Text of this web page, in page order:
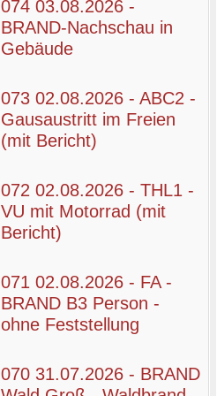
074 03.08.2026 -
BRAND-Nachschau in
Gebäude
073 02.08.2026 - ABC2 -
Gausaustritt im Freien
(mit Bericht)
072 02.08.2026 - THL1 -
VU mit Motorrad (mit
Bericht)
071 02.08.2026 - FA -
BRAND B3 Person -
ohne Feststellung
070 31.07.2026 - BRAND